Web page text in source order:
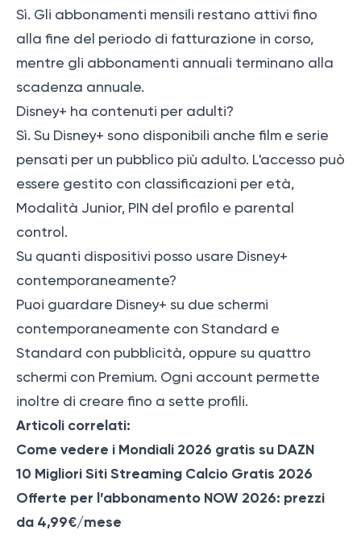
Sì. Gli abbonamenti mensili restano attivi fino
alla fine del periodo di fatturazione in corso,
mentre gli abbonamenti annuali terminano alla
scadenza annuale.
Disney+ ha contenuti per adulti?
Sì. Su Disney+ sono disponibili anche film e serie
pensati per un pubblico più adulto. L'accesso può
essere gestito con classificazioni per età,
Modalità Junior, PIN del profilo e parental
control.
Su quanti dispositivi posso usare Disney+
contemporaneamente?
Puoi guardare Disney+ su due schermi
contemporaneamente con Standard e
Standard con pubblicità, oppure su quattro
schermi con Premium. Ogni account permette
inoltre di creare fino a sette profili.
Articoli correlati:
Come vedere i Mondiali 2026 gratis su DAZN
10 Migliori Siti Streaming Calcio Gratis 2026
Offerte per l’abbonamento NOW 2026: prezzi
da 4,99€/mese